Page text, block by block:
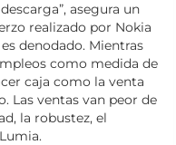
asegura un
realizado por Nokia
denodado. Mientras
como medida de
caja como la venta
Las ventas van peor de
la robustez, el